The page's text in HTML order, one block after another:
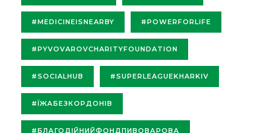
#MEDICINEISNEARBY #POWERFORLIFE
#PYVOVAROVCHARITYFOUNDATION
#SOCIALHUB #SUPERLEAGUEKHARKIV
#ЇЖАБЕЗКОРДОНІВ
#БЛАГОДІЙНИЙФОНДПИВОВАРОВА